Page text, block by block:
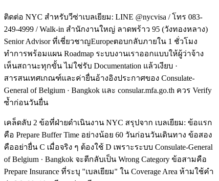
ติดต่อ NYC สำหรับวีซ่าเบลเยียม: LINE @nycvisa / โทร 083-
249-4999 / Walk-in สำนักงานใหญ่ ลาดพร้าว 95 (วังทองหลาง)
Senior Advisor ที่เชี่ยวชาญEuropeตอบกลับภายใน 1 ชั่วโมง
ทำการพร้อมแผน Roadmap ระบบงานเราออกแบบให้ผู้ว่าจ้าง
เห็นสถานะทุกขั้น ไม่ใช่รับ Documentation แล้วเงียบ ·
สารสนเทศเกณฑ์และค่ายื่นอ้างอิงประกาศของ Consulate-
General of Belgium · Bangkok และ consular.mfa.go.th ควร Verify
ซ้ำก่อนวันยื่น
เคล็ดลับ 2 ข้อที่ฝ่ายดำเนินงาน NYC สรุปจาก เบลเยียม: ข้อแรก
คือ Prepare Buffer Time อย่างน้อย 60 วันก่อนวันเดินทาง ข้อสอง
คืออย่ายื่น C เมื่อจริง ๆ ต้องใช้ D เพราะระบบ Consulate-General
of Belgium · Bangkok จะตีกลับเป็น Wrong Category ข้อสามคือ
Prepare Insurance ที่ระบุ "เบลเยียม" ใน Coverage Area ห้ามใช้คำ